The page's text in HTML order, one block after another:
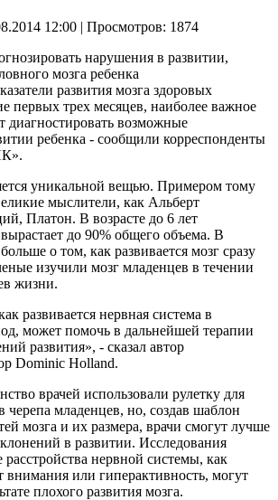
12:00 | Просмотров: 1874
развития мозга здоровых
первых трех месяцев, наиболее важное
диагностировать возможные
ребенка - сообщили корреспонденты
уникальной вещью. Примером тому
мыслители, как Альберт
Платон. В возрасте до 6 лет
до 90% общего объема. В
о том, как развивается мозг сразу
изучили мозг младенцев в течении
жизни.
развивается нервная система в
может помочь в дальнейшей терапии
развития», - сказал автор
Dominic Holland.
врачей использовали рулетку для
черепа младенцев, но, создав шаблон
мозга и их размера, врачи смогут лучше
в развитии. Исследования
расстройства нервной системы, как
внимания или гиперактивность, могут
плохого развития мозга.